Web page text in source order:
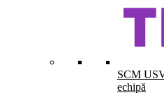
SCM
echipă